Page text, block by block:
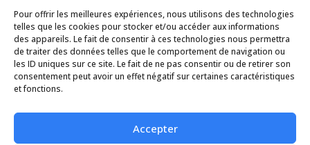
Pour offrir les meilleures expériences, nous utilisons des technologies
telles que les cookies pour stocker et/ou accéder aux informations
des appareils. Le fait de consentir à ces technologies nous permettra
de traiter des données telles que le comportement de navigation ou
les ID uniques sur ce site. Le fait de ne pas consentir ou de retirer son
consentement peut avoir un effet négatif sur certaines caractéristiques
et fonctions.
Accepter
Téléhone :
04 67 16 91 04
Mail :
info@idesun.fr